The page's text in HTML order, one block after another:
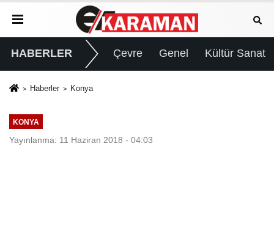
HABERLER Çevre Genel Kültür Sanat
Haberler Konya
KONYA
Yayınlanma: 11 Haziran 2018 - 04:03